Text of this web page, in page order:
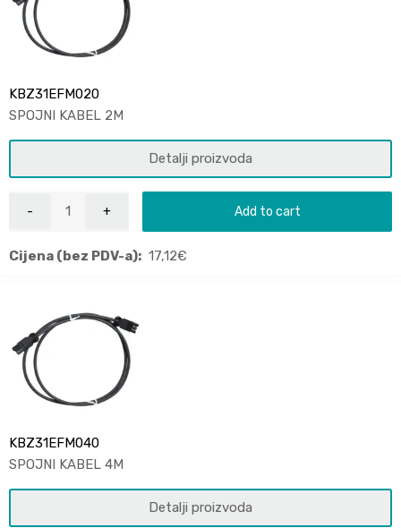
KBZ31EFM020
SPOJNI KABEL 2M
Detalji proizvoda
Add to cart
Cijena (bez PDV-a): 17,12€
KBZ31EFM040
SPOJNI KABEL 4M
Detalji proizvoda